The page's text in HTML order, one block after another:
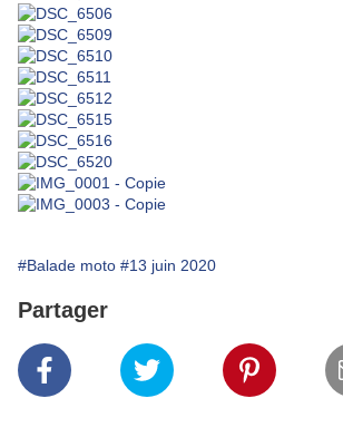
#Balade moto #13 juin 2020
Partager